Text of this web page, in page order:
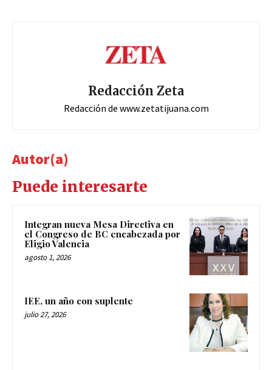
Redacción Zeta
Redacción de www.zetatijuana.com
Autor(a)
Puede interesarte
Integran nueva Mesa Directiva en
el Congreso de BC encabezada por
Eligio Valencia
agosto 1, 2026
IEE, un año con suplente
julio 27, 2026